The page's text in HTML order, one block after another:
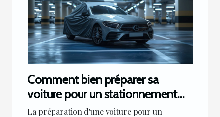
Comment bien préparer sa
voiture pour un stationnement
longue durée
La préparation d'une voiture pour un